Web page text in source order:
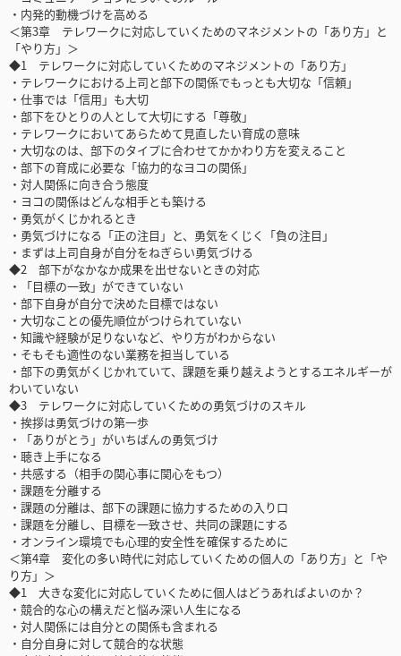
・内発的動機づけを高める
＜第3章 テレワークに対応していくためのマネジメントの「あり方」と
「やり方」＞
◆1 テレワークに対応していくためのマネジメントの「あり方」
・テレワークにおける上司と部下の関係でもっとも大切な「信頼」
・仕事では「信用」も大切
・部下をひとりの人として大切にする「尊敬」
・テレワークにおいてあらためて見直したい育成の意味
・大切なのは、部下のタイプに合わせてかかわり方を変えること
・部下の育成に必要な「協力的なヨコの関係」
・対人関係に向き合う態度
・ヨコの関係はどんな相手とも築ける
・勇気がくじかれるとき
・勇気づけになる「正の注目」と、勇気をくじく「負の注目」
・まずは上司自身が自分をねぎらい勇気づける
◆2 部下がなかなか成果を出せないときの対応
・「目標の一致」ができていない
・部下自身が自分で決めた目標ではない
・大切なことの優先順位がつけられていない
・知識や経験が足りないなど、やり方がわからない
・そもそも適性のない業務を担当している
・部下の勇気がくじかれていて、課題を乗り越えようとするエネルギーが
わいていない
◆3 テレワークに対応していくための勇気づけのスキル
・挨拶は勇気づけの第一歩
・「ありがとう」がいちばんの勇気づけ
・聴き上手になる
・共感する（相手の関心事に関心をもつ）
・課題を分離する
・課題の分離は、部下の課題に協力するための入り口
・課題を分離し、目標を一致させ、共同の課題にする
・オンライン環境でも心理的安全性を確保するために
＜第4章 変化の多い時代に対応していくための個人の「あり方」と「や
り方」＞
◆1 大きな変化に対応していくために個人はどうあればよいのか？
・競合的な心の構えだと悩み深い人生になる
・対人関係には自分との関係も含まれる
・自分自身に対して競合的な状態